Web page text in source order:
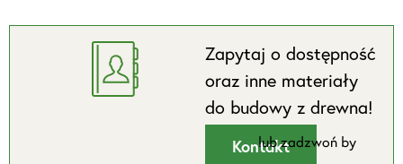
Zapytaj o dostępność
oraz inne materiały
do budowy z drewna!
Kontakt
lub zadzwoń by